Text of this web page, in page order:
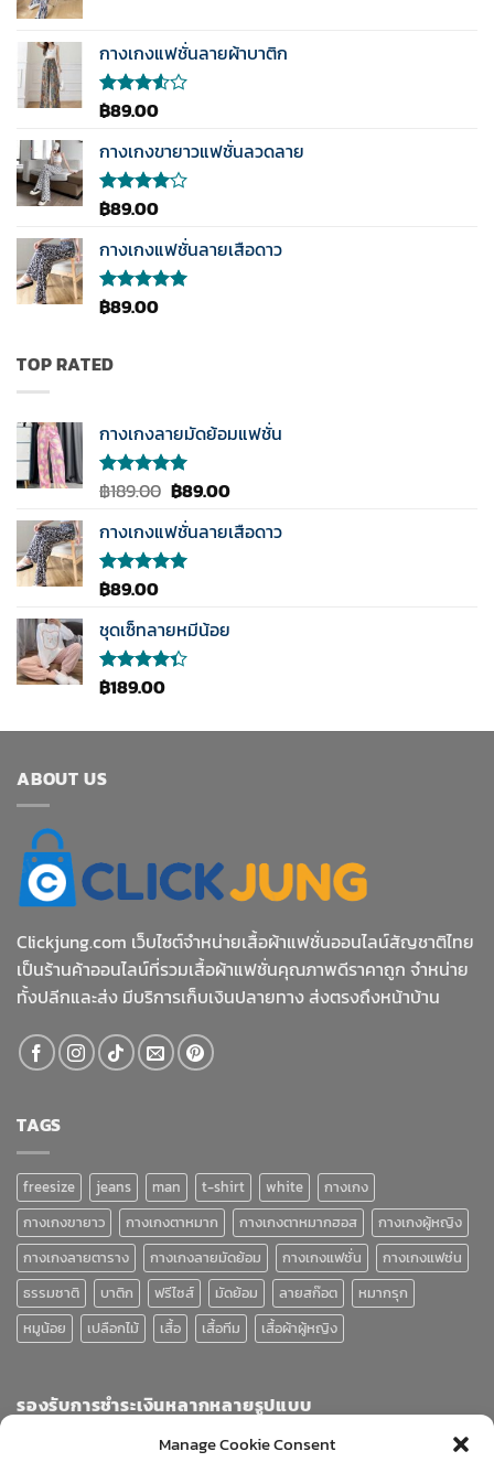
Manage Cookie Consent
กางเกงแฟชั่นลายผ้าบาติก
ให้
3.50
ตั้งแต่
1-5
คะแนน
฿89.00
กางเกงขายาวแฟชั่นลวดลาย
ให้
4.00
ตั้งแต่ 1-
5
คะแนน
฿89.00
กางเกงแฟชั่นลายเสือดาว
ให้คะแนน
คะแนน
฿89.00
TOP RATED
กางเกงลายมัดย้อมแฟชั่น
ให้คะแนน
คะแนน
฿189.00 Original
was:
฿189.00.
฿89.00Current
is:
กางเกงแฟชั่นลายเสือดาว
ให้คะแนน
คะแนน
฿89.00
ชุดเซ็ทลายหมีน้อย
ให้
฿189.00
ABOUT US
Clickjung.com เว็บไซต์จำหน่ายเสื้อผ้าแฟชั่นออนไลน์สัญชาติไทย
เป็นร้านค้าออนไลน์ที่รวมเสื้อผ้าแฟชั่นคุณภาพดีราคาถูก จำหน่าย
ทั้งปลีกและส่ง มีบริการเก็บเงินปลายทาง ส่งตรงถึงหน้าบ้าน
TAGS
freesize jeans man t-shirt white
กางเกง
กางเกงขายาว
กางเกงตาหมาก กางเกงตาหมากฮอส
กางเกงผู้หญิง
กางเกงลายตาราง
กางเกงลายมัดย้อม กางเกงแฟชั่น
กางเกงแฟช่น
ธรรมชาติ
บาติก ฟรีไซส์ มัดย้อม ลายสก๊อต
หมากรุก
หมูน้อย
เปลือกไม้ เสื้อ เสื้อทีม เสื้อผ้าผู้หญิง
รองรับการชำระเงินหลากหลายรูปแบบ